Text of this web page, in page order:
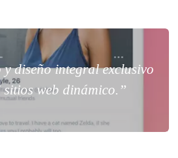
diseño integral exclusivo
sitios web dinámico.”